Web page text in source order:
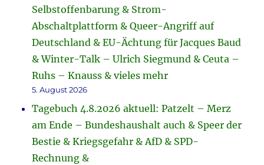
Selbstoffenbarung & Strom-
Abschaltplattform & Queer-Angriff auf
Deutschland & EU-Ächtung für Jacques Baud
& Winter-Talk – Ulrich Siegmund & Ceuta –
Ruhs – Knauss & vieles mehr
5. August 2026
Tagebuch 4.8.2026 aktuell: Patzelt – Merz
am Ende – Bundeshaushalt auch & Speer der
Bestie & Kriegsgefahr & AfD & SPD-
Rechnung &